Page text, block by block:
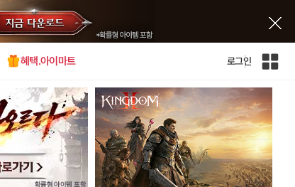
혜택.아이마트 로그인
인
사
이
트
맵